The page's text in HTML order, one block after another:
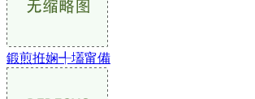
鍛煎拰娴╃壒甯備